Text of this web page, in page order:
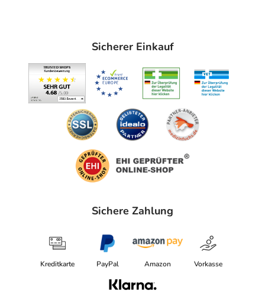
Sicherer Einkauf
Sichere Zahlung
Kreditkarte PayPal Amazon Vorkasse